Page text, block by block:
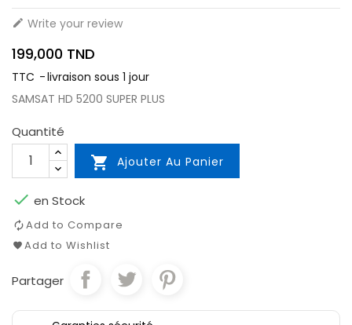
 Write your review
199,000 TND
TTC
livraison sous 1 jour
SAMSAT HD 5200 SUPER PLUS
Quantité
 Ajouter Au Panier
 en Stock
Add to Compare
Add to Wishlist
Partager